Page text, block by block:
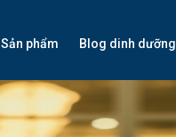
Sản phẩm Blog dinh dưỡng